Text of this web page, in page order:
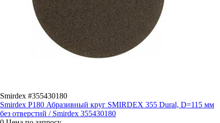
Smirdex #355430180
Smirdex P180 Абразивный круг SMIRDEX 355 Dural, D=115 мм
без отверстий / Smirdex 355430180